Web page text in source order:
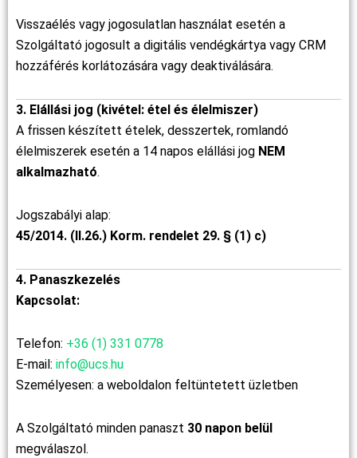
Visszaélés vagy jogosulatlan használat esetén a
Szolgáltató jogosult a digitális vendégkártya vagy CRM
hozzáférés korlátozására vagy deaktiválására.
3. Elállási jog (kivétel: étel és élelmiszer)
A frissen készített ételek, desszertek, romlandó
élelmiszerek esetén a 14 napos elállási jog NEM
alkalmazható.
Jogszabályi alap:
45/2014. (II.26.) Korm. rendelet 29. § (1) c)
4. Panaszkezelés
Kapcsolat:
Telefon: +36 (1) 331 0778
E-mail: info@ucs.hu
Személyesen: a weboldalon feltüntetett üzletben
A Szolgáltató minden panaszt 30 napon belül
megválaszol.